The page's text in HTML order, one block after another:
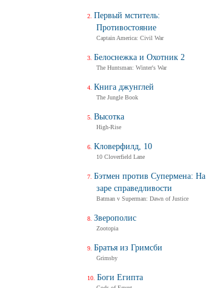
Тизер-трейлер
Дух балтийский
Трейлер
Не стучи дважды
Don't Knock Twice
Трейлер (на украинском)
Не стучи дважды
Трейлер (на русском)
Первый мститель:
Противостояние
Captain America: Civil War
Белоснежка и Охотник 2
The Huntsman: Winter's War
Книга джунглей
The Jungle Book
Высотка
High-Rise
Кловерфилд, 10
10 Cloverfield Lane
Бэтмен против Супермена: На
заре справедливости
Batman v Superman: Dawn of Justice
Зверополис
Zootopia
Братья из Гримсби
Grimsby
Боги Египта